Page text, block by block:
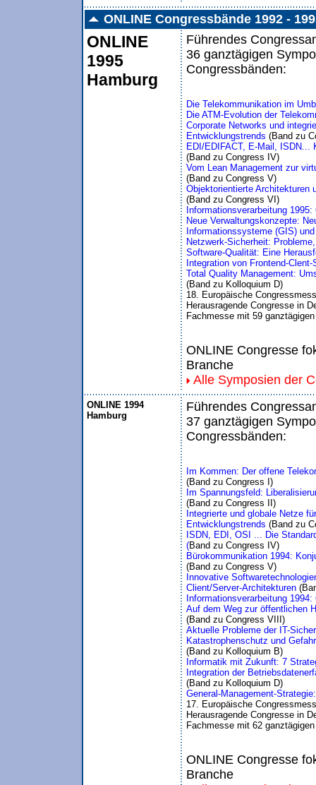
ONLINE Congressbände 1992 -
ONLINE
1995
Hamburg
Führendes
36 ganztägigen
Congressbänden:
Die Telekommunikation im
Die ATM-Evolution der
Corporate Networks und
Entwicklungstrends (Band zu
EDI/EDIFACT, E-Mail,
(Band zu Congress IV)
Vom Lean Management zur
(Band zu Congress V)
Objektorientierte Architekturen
(Band zu Congress VI)
Informationsverarbeitung
Neue Verwaltungskonzepte:
Informationssysteme (GIS)
Netzwerk-Sicherheit:
Software-Qualität: Eine
Integration von Frontend-
Total Quality Management:
(Band zu Kolloquium D)
18. Europäische
Herausragende Congresse in
Fachmesse mit 59
ONLINE Congresse
Branche
Alle Symposien der
ONLINE 1994
Hamburg
Führendes
37 ganztägigen
Congressbänden:
Im Kommen: Der offene
(Band zu Congress I)
Im Spannungsfeld:
(Band zu Congress II)
Integrierte und globale Netze
Entwicklungstrends (Band zu
ISDN, EDI, OSI ... Die
(Band zu Congress IV)
Bürokommunikation 1994:
(Band zu Congress V)
Innovative
Client/Server-Architekturen
Informationsverarbeitung
Auf dem Weg zur öffentlichen
(Band zu Congress VIII)
Aktuelle Probleme der IT-
Katastrophenschutz und
(Band zu Kolloquium B)
Informatik mit Zukunft: 7
Integration der
(Band zu Kolloquium D)
General-Management-
17. Europäische
Herausragende Congresse in
Fachmesse mit 62
ONLINE Congresse
Branche